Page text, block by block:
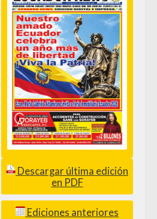
Descargar última edición
en PDF
Ediciones anteriores